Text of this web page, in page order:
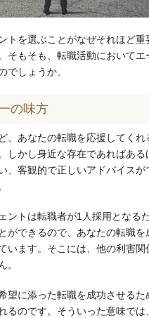
トを選ぶことがなぜそれほど重
そもそも、転職活動においてエ
でしょうか。
の味方
、あなたの転職を応援してくれ
しかし身近な存在であればある
、客観的で正しいアドバイスが
ントは転職者が1人採用となる
ができるので、あなたの転職を
います。そこには、他の利害関
。
望に添った転職を成功させるた
るのです。そういった意味では